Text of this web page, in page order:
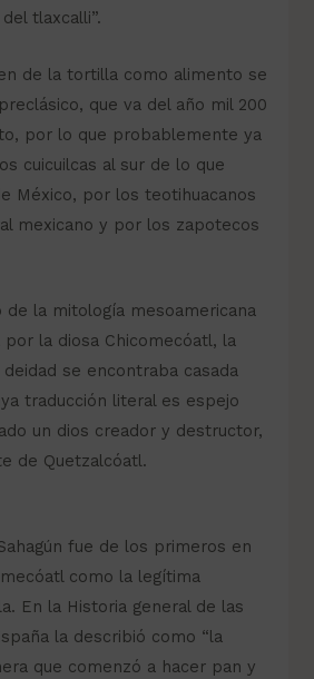
tlaxcalli”.
de la tortilla como alimento se
que va del año mil 200
por lo que probablemente ya
cuicuilcas al sur de lo que
México, por los teotihuacanos
mexicano y por los zapotecos
la mitología mesoamericana
la diosa Chicomecóatl, la
se encontraba casada
traducción literal es espejo
un dios creador y destructor,
de Quetzalcóatl.
fue de los primeros en
como la legítima
En la Historia general de las
la describió como “la
que comenzó a hacer pan y